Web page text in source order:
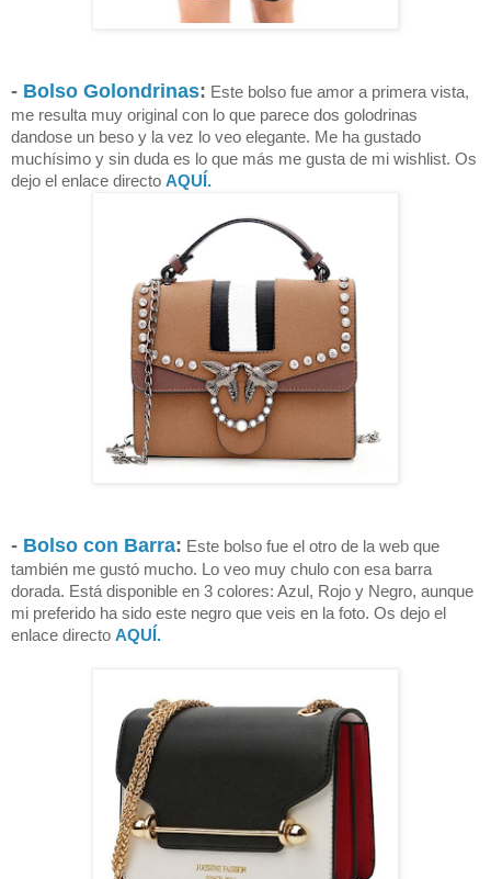
- Bolso Golondrinas: Este bolso fue amor a primera vista,
me resulta muy original con lo que parece dos golodrinas
dandose un beso y la vez lo veo elegante. Me ha gustado
muchísimo y sin duda es lo que más me gusta de mi wishlist. Os
dejo el enlace directo AQUÍ.
- Bolso con Barra: Este bolso fue el otro de la web que
también me gustó mucho. Lo veo muy chulo con esa barra
dorada. Está disponible en 3 colores: Azul, Rojo y Negro, aunque
mi preferido ha sido este negro que veis en la foto. Os dejo el
enlace directo AQUÍ.